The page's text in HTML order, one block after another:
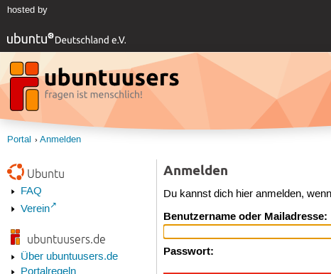
hosted by
Portal Anmelden
Ubuntu
FAQ
Verein
ubuntuusers.de
Über ubuntuusers.de
Anmelden
Du kannst dich hier anmelden,
Benutzername oder Mailadresse:
Passwort: